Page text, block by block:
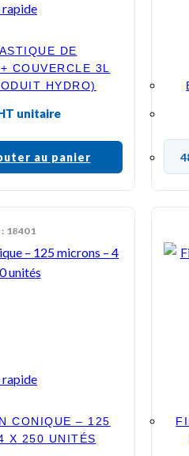
rapide
DE
COUVERCLE 3L
HYDRO)
unitaire
au panier
: 18401
rapide
CONIQUE – 125
X 250 UNITÉS